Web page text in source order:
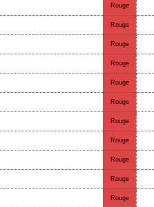
Rouge
Rouge
Rouge
Rouge
Rouge
Rouge
Rouge
Rouge
Rouge
Rouge
Rouge